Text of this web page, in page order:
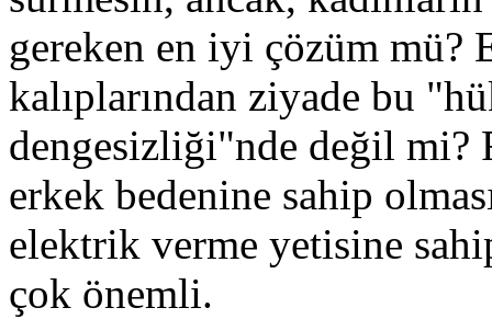
gereken en iyi çözüm mü?
kalıplarından ziyade bu
dengesizliği"nde değil mi?
erkek bedenine sahip
elektrik verme yetisine
çok önemli.